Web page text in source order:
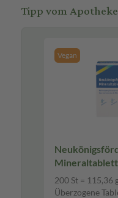
Tipp vom
Vegan
Überzogene
200 St = 115,36
Überzogene